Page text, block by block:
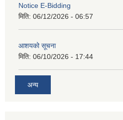
Notice E-Bidding
मिति: 06/12/2026 - 06:57
आशयको सूचना
मिति: 06/10/2026 - 17:44
अन्य